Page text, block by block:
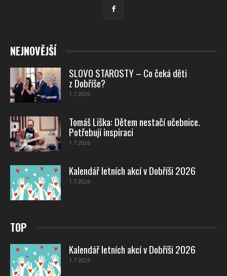
NEJNOVĚJŠÍ
SLOVO STAROSTY – Co čeká děti
z Dobříše?
1.7.2026
Tomáš Liška: Dětem nestačí učebnice.
Potřebují inspiraci
1.7.2026
Kalendář letních akcí v Dobříši 2026
1.7.2026
TOP
Kalendář letních akcí v Dobříši 2026
1.7.2026